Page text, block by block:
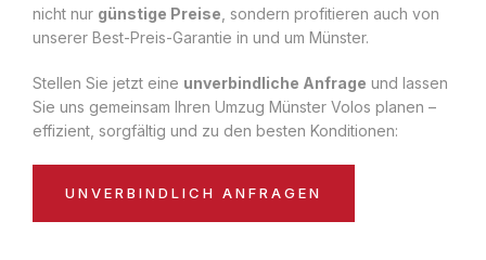
nicht nur günstige Preise , sondern profitieren auch von
unserer Best-Preis-Garantie in und um Münster.
Stellen Sie jetzt eine unverbindliche Anfrage und lassen
Sie uns gemeinsam Ihren Umzug Münster Volos planen –
effizient, sorgfältig und zu den besten Konditionen:
UNVERBINDLICH ANFRAGEN